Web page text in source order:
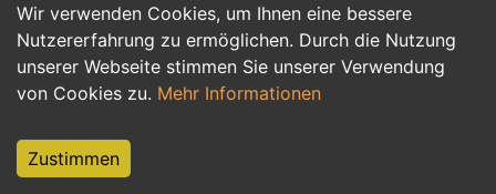
Wir verwenden Cookies, um Ihnen eine bessere
Nutzererfahrung zu ermöglichen. Durch die Nutzung
unserer Webseite stimmen Sie unserer Verwendung
von Cookies zu. Mehr Informationen
Zustimmen
Personalwesen Assistenz, Sekretariat
Hilfskräfte, Aushilfs- und Nebenjobs
Weiterbildung, Studium, duale Ausbildung